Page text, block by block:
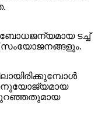
ടച്ച്
സംയോജനങ്ങളും.